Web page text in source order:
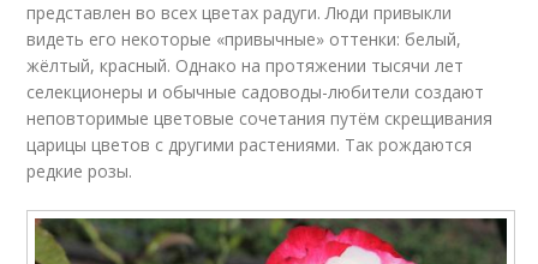
представлен во всех цветах радуги. Люди привыкли
видеть его некоторые «привычные» оттенки: белый,
жёлтый, красный. Однако на протяжении тысячи лет
селекционеры и обычные садоводы-любители создают
неповторимые цветовые сочетания путём скрещивания
царицы цветов с другими растениями. Так рождаются
редкие розы.